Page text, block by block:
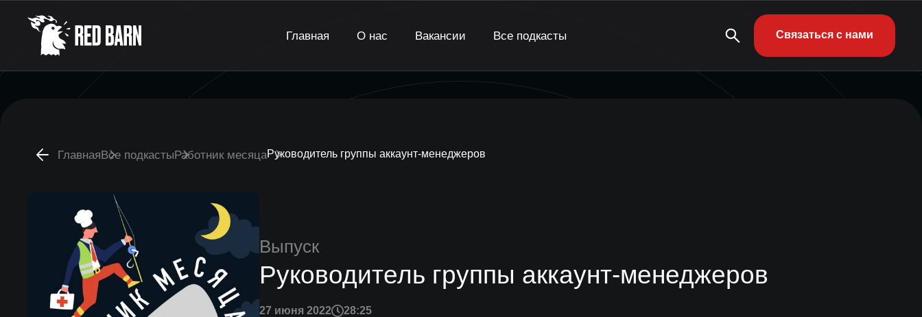
Главная О нас Вакансии Все подкасты Связаться с нами
ГлавнаяВсе подкастыРаботник месяцаРуководитель группы аккаунт-менеджеров
Выпуск
Руководитель группы аккаунт-менеджеров
27 июня 2022 28:25